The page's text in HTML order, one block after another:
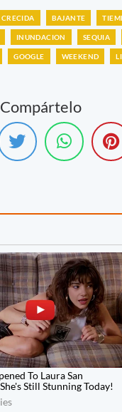
CRECIDA BAJANTE
INUNDACION SEQUIA
GOOGLE WEEKEND
Compártelo